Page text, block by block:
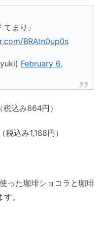
まり』
BRAtn0up0s
February 6,
込み864円）
込み1,188円）
った珈琲ショコラと珈琲
。